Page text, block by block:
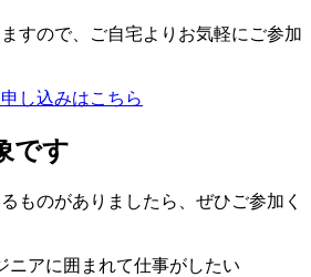
すので、ご自宅よりお気軽にご参加
し込みはこちら
です
ものがありましたら、ぜひご参加く
ニアに囲まれて仕事がしたい